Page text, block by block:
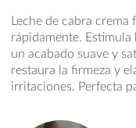
Leche de cabra crema
rápidamente.
un acabado suave y
restaura la firmeza y
irritaciones. Perfecta